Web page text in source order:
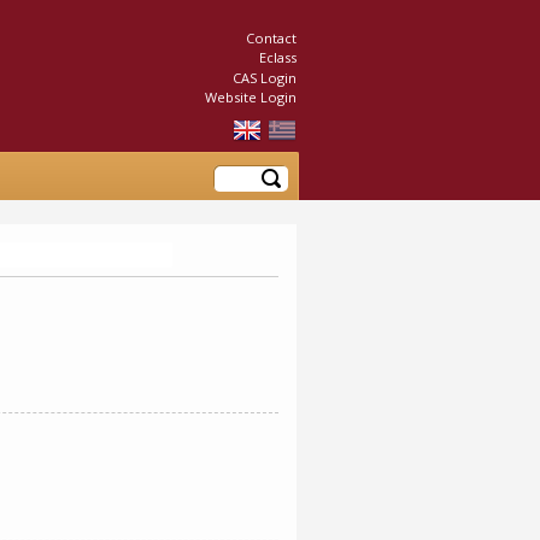
Contact
Eclass
CAS Login
Website Login
Search